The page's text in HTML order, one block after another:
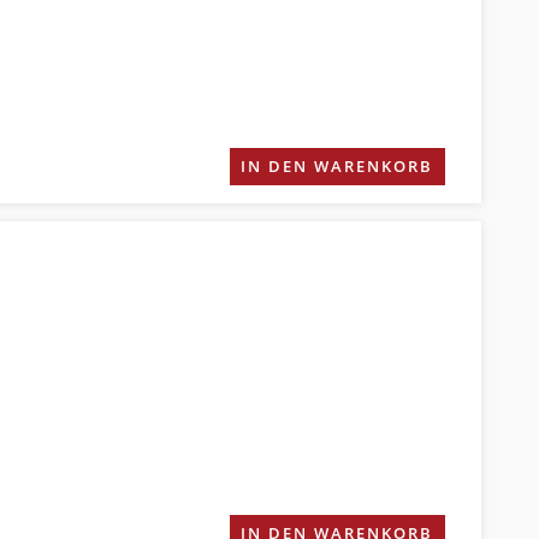
IN DEN WARENKORB
IN DEN WARENKORB